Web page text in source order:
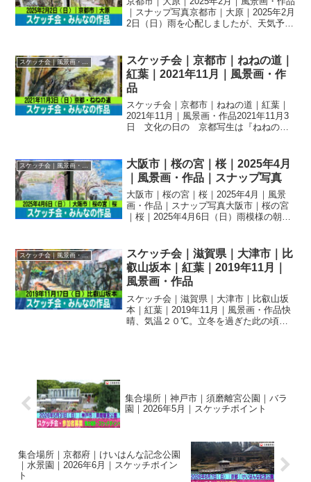
｜スナップ写真京都市｜大原｜2025年2月
2日（日）雨を心配しましたが、天気予報
「寂光院」方面へ向かって各々ポイント
を探し、魅...
スケッチ会｜京都市｜ねねの道｜
紅葉｜2021年11月｜風景画・作
品
スケッチ会｜京都市｜ねねの道｜紅葉｜
2021年11月｜風景画・作品2021年11月3
日 文化の日の 京都写生は『ねねの
高台寺、石塀小路、産寧坂に向う道など
描き所は沢山あ...
スケッチ会｜風景画・作品｜スナップ写真
大阪市｜桜の宮｜桜｜2025年4月
｜風景画・作品｜スナップ写真
大阪市｜桜の宮｜桜｜2025年4月｜風景
画・作品｜スナップ写真大阪市｜桜の宮
｜桜｜2025年4月6日（日）雨模様の朝
験者3名・参加者37名で無事に開催出来て
良かったです...
スケッチ会｜風景画・作品｜スナップ写真
スケッチ会｜滋賀県｜大津市｜比
叡山坂本｜紅葉｜2019年11月｜
風景画・作品
スケッチ会｜滋賀県｜大津市｜比叡山坂
本｜紅葉｜2019年11月｜風景画・作品快
晴、気温２０℃。立冬を過ぎた此の頃に
集合場所｜神戸市｜須磨離宮公園｜バラ
園｜2026年5月｜スケッチポイント
集合場所｜京都府｜けいはんな記念公園
｜水景園｜2026年6月｜スケッチポイン
ト